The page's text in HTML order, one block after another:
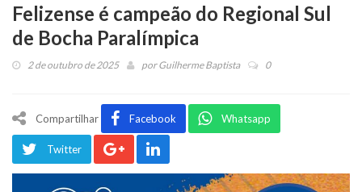
Felizense é campeão do Regional Sul
de Bocha Paralímpica
2 de outubro de 2025 porGuilherme Baptista 0
Compartilhar Facebook Whatsapp
Twitter